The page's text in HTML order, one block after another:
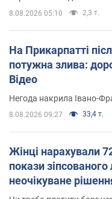
8.08.2026 05:10 2,3 т.
На Прикарпатті
потужна злива:
Відео
Негода накрила Івано-
8.08.2026 09:27 33,4 т.
Жінці нарахували
покази
неочікуване